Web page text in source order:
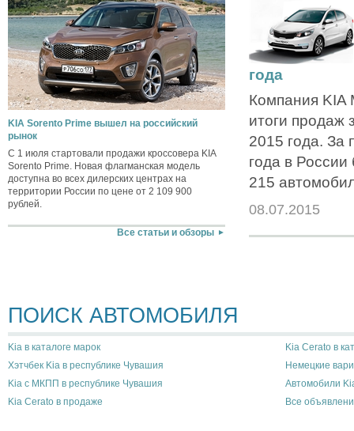
KIA Sorento Prime вышел на российский
рынок
С 1 июля стартовали продажи кроссовера KIA
Sorento Prime. Новая флагманская модель
доступна во всех дилерских центрах на
территории России по цене от 2 109 900
рублей.
Все статьи и обзоры
года
Компания KIA
итоги продаж
2015 года. За
года в
215
08.07.2015
ПОИСК АВТОМОБИЛЯ
Kia в каталоге марок
Kia Cerato в
Хэтчбек Kia в республике Чувашия
Немецкие
Kia с МКПП в республике Чувашия
Автомобили
Kia Cerato в продаже
Все